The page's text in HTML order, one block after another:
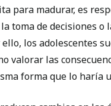
para madurar, es
toma de decisiones o
los adolescentes
valorar las
forma que lo haría